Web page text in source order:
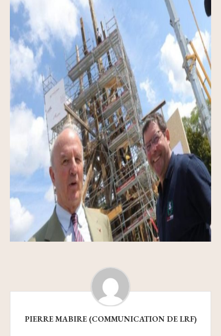
PIERRE MABIRE (COMMUNICATION DE LRF)